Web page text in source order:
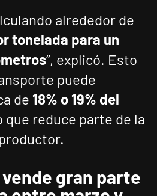
alrededor de
tonelada para un
”, explicó. Esto
puede
de 18% o 19% del
que reduce parte de la
gran parte